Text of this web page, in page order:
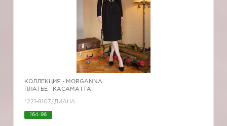
КОЛЛЕКЦИЯ - MORGANNA
ПЛАТЬЕ - КАСАМАТТА
*221-8107/ДИАНА
164-96